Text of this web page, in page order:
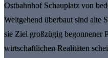
Ostbahnhof Schauplatz von
Weitgehend überbaut sind alte
sie Ziel großzügig begonnener
wirtschaftlichen Realitäten